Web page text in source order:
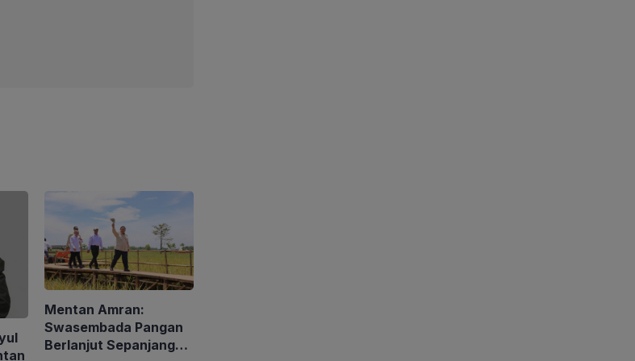
Mentan Amran:
Swasembada Pangan
Berlanjut Sepanjang